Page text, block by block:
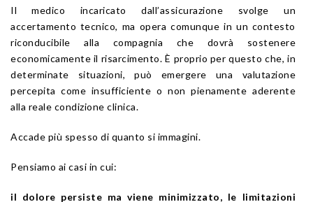
Il medico incaricato dall’assicurazione svolge un
accertamento tecnico, ma opera comunque in un contesto
riconducibile alla compagnia che dovrà sostenere
economicamente il risarcimento. È proprio per questo che, in
determinate situazioni, può emergere una valutazione
percepita come insufficiente o non pienamente aderente
alla reale condizione clinica.
Accade più spesso di quanto si immagini.
Pensiamo ai casi in cui:
il dolore persiste ma viene minimizzato, le limitazioni